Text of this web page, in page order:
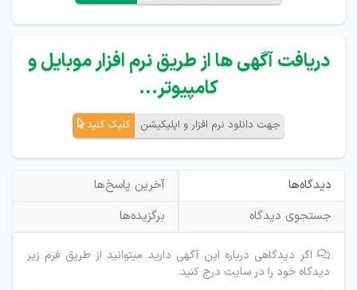
دریافت آگهی ها از طریق نرم افزار موبایل و
کامپیوتر...
جهت دانلود نرم افزار و اپلیکیشن کلیک کنید
دیدگاه‌ها
آخرین پاسخ‌ها
جستجوی دیدگاه
برگزیده‌ها
اگر دیدگاهی درباره این آگهی دارید میتوانید از طریق فرم زیر
دیدگاه خود را در سایت درج کنید.